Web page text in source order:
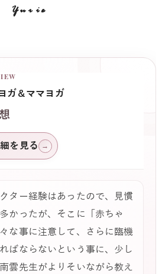
Yurie
ガ＆ママヨガ
を見る →
ター経験はあったので、見慣
かったが、そこに「赤ちゃ
な事に注意して、さらに臨機
ばならないという事に、少し
雲先生がよりそいながら教え